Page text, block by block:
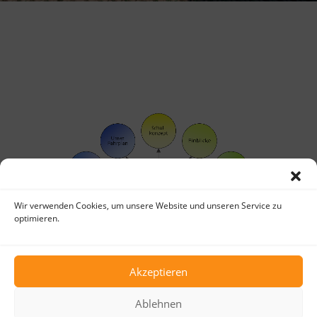
Wir verwenden Cookies, um unsere Website und unseren Service zu
optimieren.
Akzeptieren
Ablehnen